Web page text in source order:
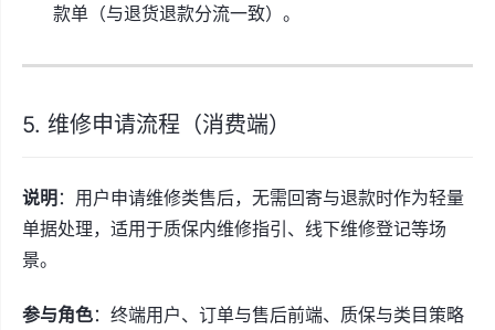
款单（与退货退款分流一致）。
5. 维修申请流程（消费端）
说明：用户申请维修类售后，无需回寄与退款时作为轻量
单据处理，适用于质保内维修指引、线下维修登记等场
景。
参与角色：终端用户、订单与售后前端、质保与类目策略